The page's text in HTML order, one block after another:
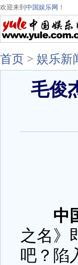
欢迎来到 中国娱乐网 ！
首页 > 娱乐新
毛俊
中
之名》
吧？陷